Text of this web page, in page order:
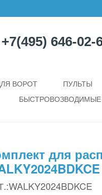
+7(495) 646-02-
ВОРОТ ПУЛЬТЫ
БЫСТРОВОЗВОДИМЫЕ
для